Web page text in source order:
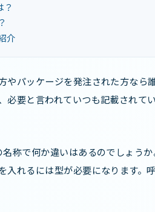
介
やパッケージを発注された方なら
必要と言われていつも記載され
称で何か違いはあるのでしょう
入れるには型が必要になります。